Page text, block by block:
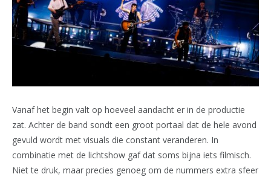
Vanaf het begin valt op hoeveel aandacht er in de productie
zat. Achter de band sondt een groot portaal dat de hele avond
gevuld wordt met visuals die constant veranderen. In
combinatie met de lichtshow gaf dat soms bijna iets filmisch.
Niet te druk, maar precies genoeg om de nummers extra sfeer